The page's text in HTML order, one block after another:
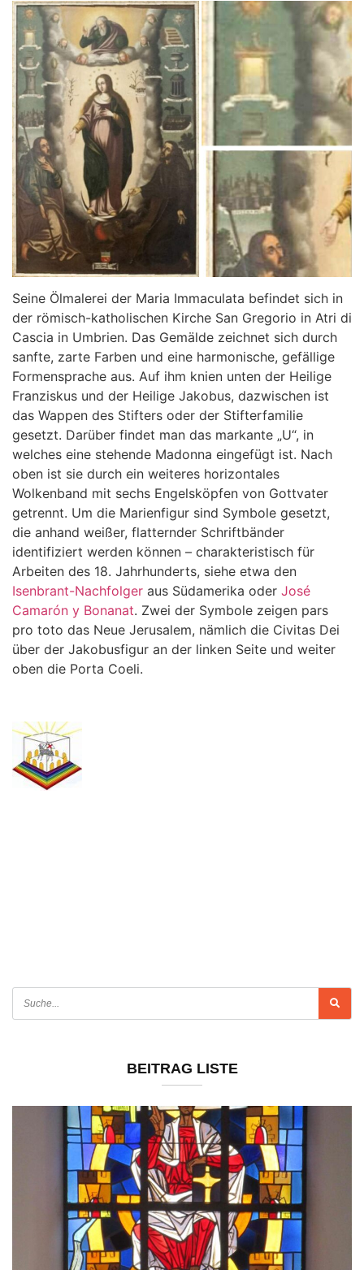
Seine Ölmalerei der Maria Immaculata befindet sich in
der römisch-katholischen Kirche San Gregorio in Atri di
Cascia in Umbrien. Das Gemälde zeichnet sich durch
sanfte, zarte Farben und eine harmonische, gefällige
Formensprache aus. Auf ihm knien unten der Heilige
Franziskus und der Heilige Jakobus, dazwischen ist
das Wappen des Stifters oder der Stifterfamilie
gesetzt. Darüber findet man das markante „U“, in
welches eine stehende Madonna eingefügt ist. Nach
oben ist sie durch ein weiteres horizontales
Wolkenband mit sechs Engelsköpfen von Gottvater
getrennt. Um die Marienfigur sind Symbole gesetzt,
die anhand weißer, flatternder Schriftbänder
identifiziert werden können – charakteristisch für
Arbeiten des 18. Jahrhunderts, siehe etwa den
Isenbrant-Nachfolger aus Südamerika oder José
Camarón y Bonanat. Zwei der Symbole zeigen pars
pro toto das Neue Jerusalem, nämlich die Civitas Dei
über der Jakobusfigur an der linken Seite und weiter
oben die Porta Coeli.
BEITRAG LISTE